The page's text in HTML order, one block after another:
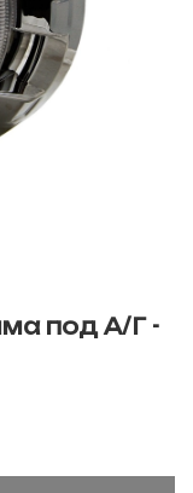
под А/Г -